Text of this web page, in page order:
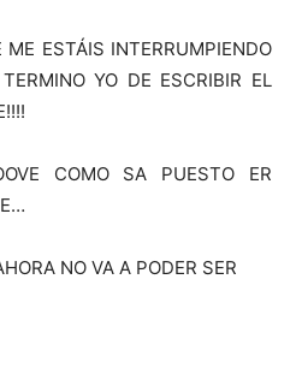
ESTÁIS INTERRUMPIENDO
YO DE ESCRIBIR EL
COMO SA PUESTO ER
NO VA A PODER SER